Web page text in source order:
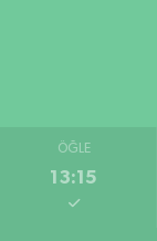
ÖĞLE
13:15